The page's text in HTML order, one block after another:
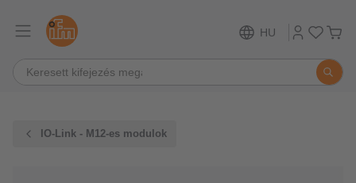
HU
IO-Link - M12-es modulok